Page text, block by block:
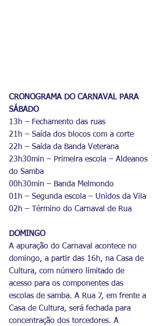
CRONOGRAMA DO CARNAVAL PARA
SÁBADO
13h – Fechamento das ruas
21h – Saída dos blocos com a corte
22h – Saída da Banda Veterana
23h30min – Primeira escola – Aldeanos
do Samba
00h30min – Banda Melmondo
01h – Segunda escola – Unidos da Vila
02h – Término do Carnaval de Rua
DOMINGO
A apuração do Carnaval acontece no
domingo, a partir das 16h, na Casa de
Cultura, com número limitado de
acesso para os componentes das
escolas de samba. A Rua 7, em frente a
Casa de Cultura, será fechada para
concentração dos torcedores. A